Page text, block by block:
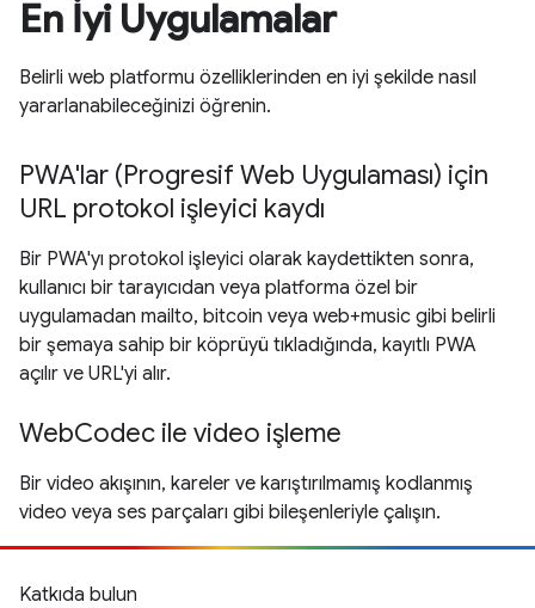
En İyi Uygulamalar
Belirli web platformu özelliklerinden en iyi şekilde nasıl
yararlanabileceğinizi öğrenin.
PWA'lar (Progresif Web Uygulaması) için
URL protokol işleyici kaydı
Bir PWA'yı protokol işleyici olarak kaydettikten sonra,
kullanıcı bir tarayıcıdan veya platforma özel bir
uygulamadan mailto, bitcoin veya web+music gibi belirli
bir şemaya sahip bir köprüyü tıkladığında, kayıtlı PWA
açılır ve URL'yi alır.
WebCodec ile video işleme
Bir video akışının, kareler ve karıştırılmamış kodlanmış
video veya ses parçaları gibi bileşenleriyle çalışın.
Katkıda bulun